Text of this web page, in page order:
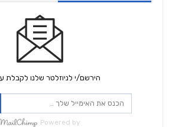
הירשם/י לניוזלטר שלנו לקבלת
Powered by